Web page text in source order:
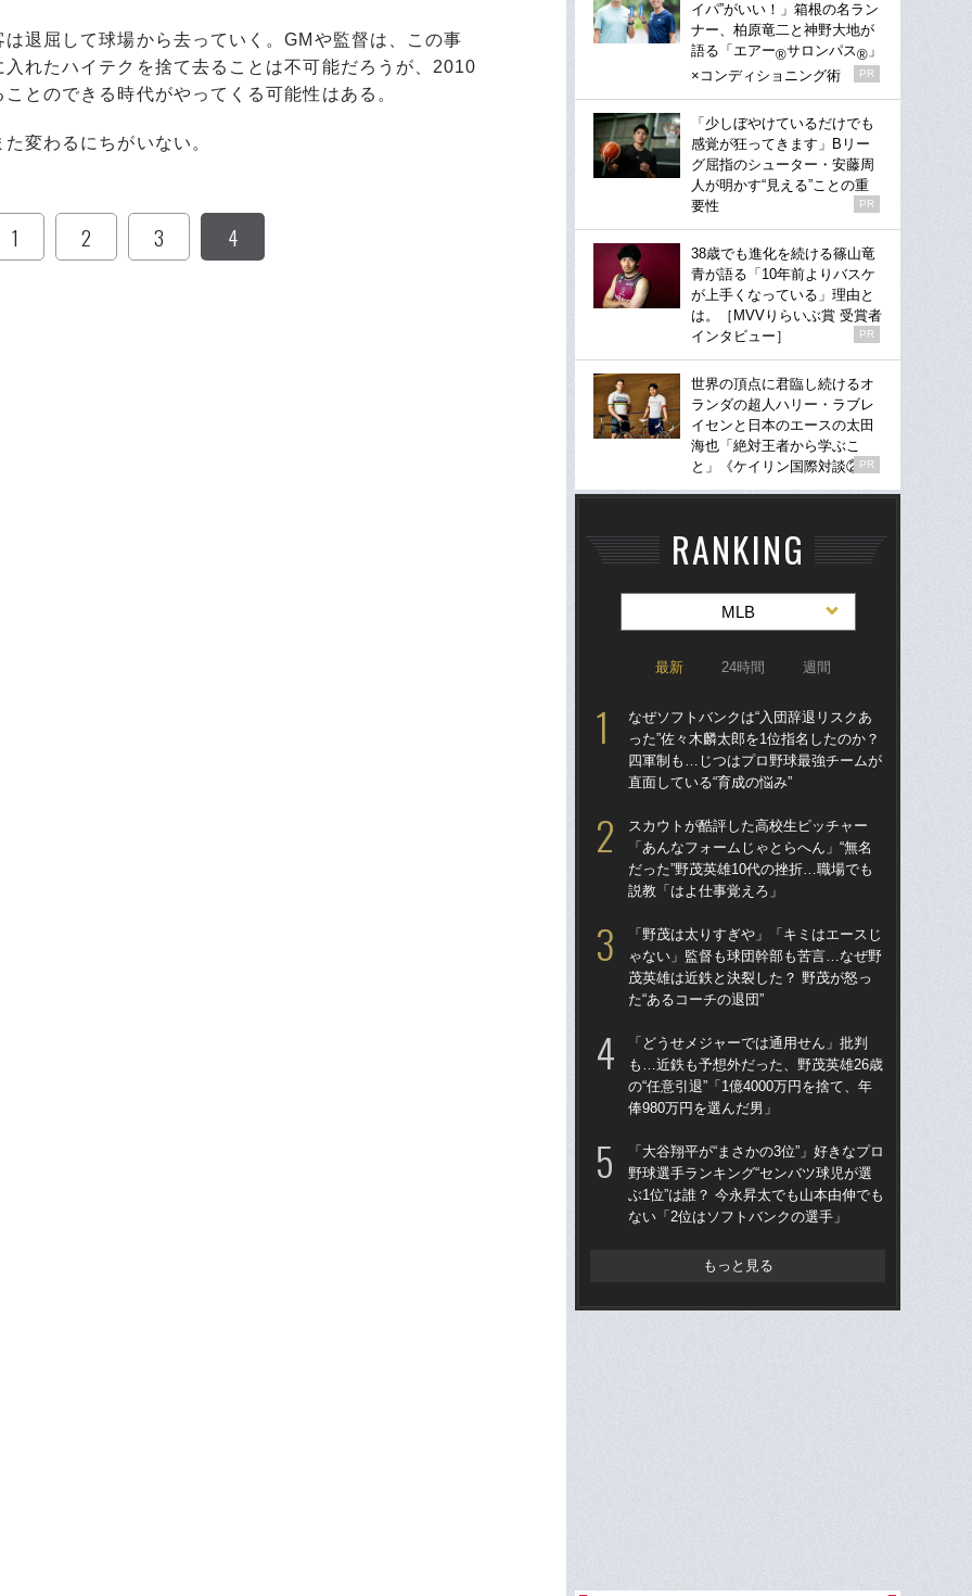
退屈して球場から去っていく。GMや監督は、この事
れたハイテクを捨て去ることは不可能だろうが、2010
とのできる時代がやってくる可能性はある。
変わるにちがいない。
1 2 3 4
イパ”がいい！」箱根の名ラン
ナー、柏原竜二と神野大地が
語る「エアー®サロンパス® 」
×コンディショニング術
PR
「少しぼやけているだけでも
感覚が狂ってきます」Bリー
グ屈指のシューター・安藤周
人が明かす“見える”ことの重
要性
PR
38歳でも進化を続ける篠山竜
青が語る「10年前よりバスケ
が上手くなっている」理由と
は。［MVVりらいぶ賞 受賞者
インタビュー］
PR
世界の頂点に君臨し続けるオ
ランダの超人ハリー・ラブレ
イセンと日本のエースの太田
海也「絶対王者から学ぶこ
と」《ケイリン国際対談②》
PR
RANKING
MLB
最新 24時間 週間
なぜソフトバンクは“入団辞退リスクあ
った”佐々木麟太郎を1位指名したのか？
四軍制も…じつはプロ野球最強チームが
直面している“育成の悩み”
スカウトが酷評した高校生ピッチャー
「あんなフォームじゃとらへん」“無名
だった”野茂英雄10代の挫折…職場でも
説教「はよ仕事覚えろ」
「野茂は太りすぎや」「キミはエースじ
ゃない」監督も球団幹部も苦言…なぜ野
茂英雄は近鉄と決裂した？ 野茂が怒っ
た“あるコーチの退団”
「どうせメジャーでは通用せん」批判
も…近鉄も予想外だった、野茂英雄26歳
の“任意引退”「1億4000万円を捨て、年
俸980万円を選んだ男」
「大谷翔平が“まさかの3位”」好きなプロ
野球選手ランキング“センバツ球児が選
ぶ1位”は誰？ 今永昇太でも山本由伸でも
ない「2位はソフトバンクの選手」
もっと見る